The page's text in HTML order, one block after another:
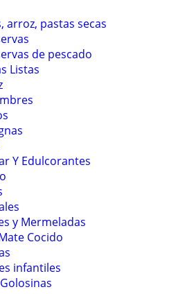
arroz, pastas secas
de pescado
Listas
Y Edulcorantes
y Mermeladas
Cocido
infantiles